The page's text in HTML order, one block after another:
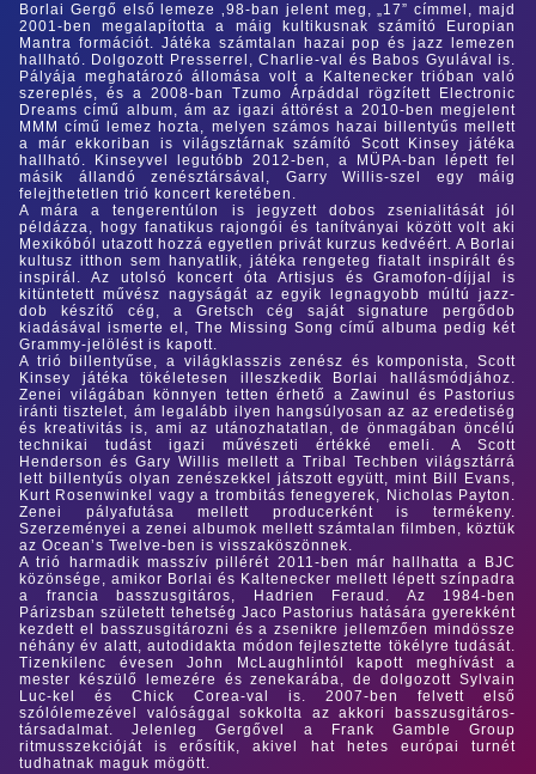
Borlai Gergő első lemeze ‚98-ban jelent meg, „17” címmel, majd
2001-ben megalapította a máig kultikusnak számító Europian
Mantra formációt. Játéka számtalan hazai pop és jazz lemezen
hallható. Dolgozott Presserrel, Charlie-val és Babos Gyulával is.
Pályája meghatározó állomása volt a Kaltenecker trióban való
szereplés, és a 2008-ban Tzumo Árpáddal rögzített Electronic
Dreams című album, ám az igazi áttörést a 2010-ben megjelent
MMM című lemez hozta, melyen számos hazai billentyűs mellett
a már ekkoriban is világsztárnak számító Scott Kinsey játéka
hallható. Kinseyvel legutóbb 2012-ben, a MÜPA-ban lépett fel
másik állandó zenésztársával, Garry Willis-szel egy máig
felejthetetlen trió koncert keretében.
A mára a tengerentúlon is jegyzett dobos zsenialitását jól
példázza, hogy fanatikus rajongói és tanítványai között volt aki
Mexikóból utazott hozzá egyetlen privát kurzus kedvéért. A Borlai
kultusz itthon sem hanyatlik, játéka rengeteg fiatalt inspirált és
inspirál. Az utolsó koncert óta Artisjus és Gramofon-díjjal is
kitüntetett művész nagyságát az egyik legnagyobb múltú jazz-
dob készítő cég, a Gretsch cég saját signature pergődob
kiadásával ismerte el, The Missing Song című albuma pedig két
Grammy-jelölést is kapott.
A trió billentyűse, a világklasszis zenész és komponista, Scott
Kinsey játéka tökéletesen illeszkedik Borlai hallásmódjához.
Zenei világában könnyen tetten érhető a Zawinul és Pastorius
iránti tisztelet, ám legalább ilyen hangsúlyosan az az eredetiség
és kreativitás is, ami az utánozhatatlan, de önmagában öncélú
technikai tudást igazi művészeti értékké emeli. A Scott
Henderson és Gary Willis mellett a Tribal Techben világsztárrá
lett billentyűs olyan zenészekkel játszott együtt, mint Bill Evans,
Kurt Rosenwinkel vagy a trombitás fenegyerek, Nicholas Payton.
Zenei pályafutása mellett producerként is termékeny.
Szerzeményei a zenei albumok mellett számtalan filmben, köztük
az Ocean’s Twelve-ben is visszaköszönnek.
A trió harmadik masszív pillérét 2011-ben már hallhatta a BJC
közönsége, amikor Borlai és Kaltenecker mellett lépett színpadra
a francia basszusgitáros, Hadrien Feraud. Az 1984-ben
Párizsban született tehetség Jaco Pastorius hatására gyerekként
kezdett el basszusgitározni és a zsenikre jellemzően mindössze
néhány év alatt, autodidakta módon fejlesztette tökélyre tudását.
Tizenkilenc évesen John McLaughlintól kapott meghívást a
mester készülő lemezére és zenekarába, de dolgozott Sylvain
Luc-kel és Chick Corea-val is. 2007-ben felvett első
szólólemezével valósággal sokkolta az akkori basszusgitáros-
társadalmat. Jelenleg Gergővel a Frank Gamble Group
ritmusszekcióját is erősítik, akivel hat hetes európai turnét
tudhatnak maguk mögött.